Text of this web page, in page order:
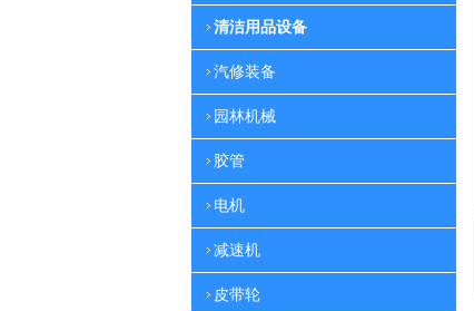
清洁用品设备
汽修装备
园林机械
胶管
电机
减速机
皮带轮